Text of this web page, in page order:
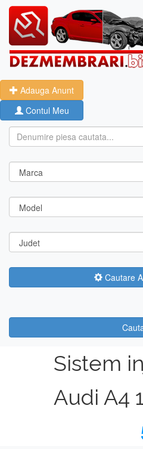
Adauga Anunt
Contul Meu
Cautare
Sistem
Audi A4